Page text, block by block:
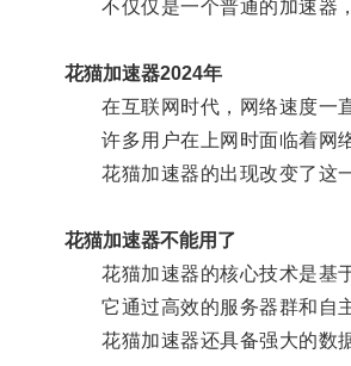
不仅仅是一个普通的加速器，
花猫加速器2024年
在互联网时代，网络速度一直
许多用户在上网时面临着网络
花猫加速器的出现改变了这一
花猫加速器不能用了
花猫加速器的核心技术是基于
它通过高效的服务器群和自主
花猫加速器还具备强大的数据